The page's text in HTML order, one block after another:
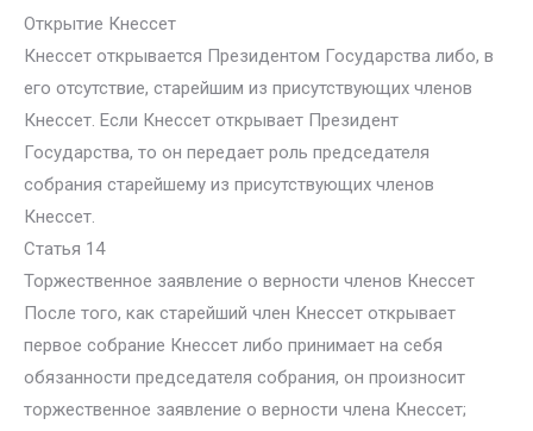
Открытие Кнессет
Кнессет открывается Президентом Государства либо, в
его отсутствие, старейшим из присутствующих членов
Кнессет. Если Кнессет открывает Президент
Государства, то он передает роль председателя
собрания старейшему из присутствующих членов
Кнессет.
Статья 14
Торжественное заявление о верности членов Кнессет
После того, как старейший член Кнессет открывает
первое собрание Кнессет либо принимает на себя
обязанности председателя собрания, он произносит
торжественное заявление о верности члена Кнессет;